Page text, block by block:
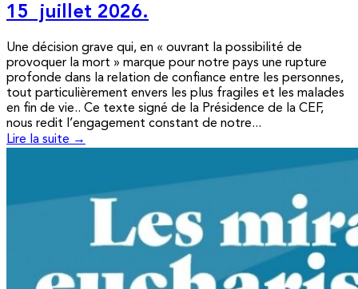
15 juillet 2026.
Une décision grave qui, en « ouvrant la possibilité de
provoquer la mort » marque pour notre pays une rupture
profonde dans la relation de confiance entre les personnes,
tout particulièrement envers les plus fragiles et les malades
en fin de vie.. Ce texte signé de la Présidence de la CEF,
nous redit l’engagement constant de notre...
Lire la suite →